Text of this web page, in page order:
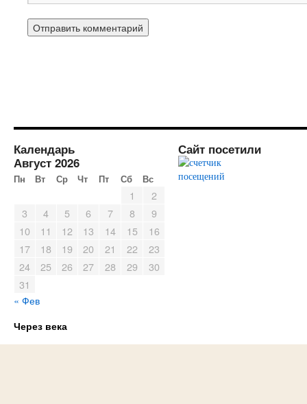
Календарь
Август 2026
Пн Вт Ср Чт Пт Сб Вс
1
2
3
4 5 6 7 8
9
10
11 12 13 14 15
16
17
18 19 20 21 22
23
24
25 26 27 28 29
30
31
« Фев
Сайт посетили
Через века